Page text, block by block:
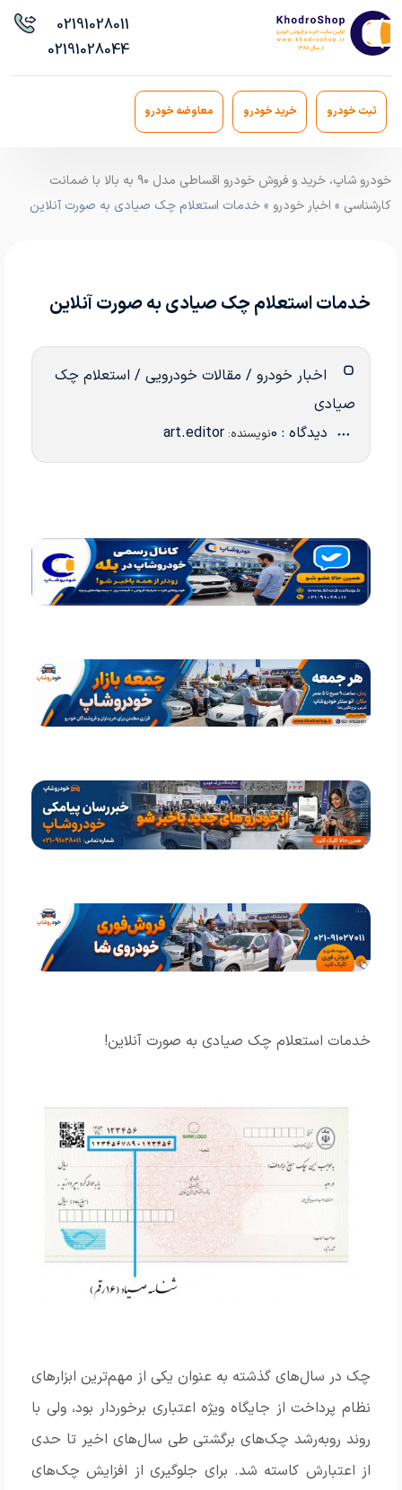
02191028011
02191028044
ثبت خودرو خرید خودرو معاوضه خودرو
خودرو شاپ، خرید و فروش خودرو اقساطی مدل ۹۰ به بالا با ضمانت
کارشناسی » اخبار خودرو » خدمات استعلام چک صیادی به صورت آنلاین
خدمات استعلام چک صیادی به صورت آنلاین
اخبار خودرو / مقالات خودرویی / استعلام چک
صیادی
دیدگاه : 0 نویسنده: art.editor
خدمات استعلام چک صیادی به صورت آنلاین!
چک در سال‌های گذشته به عنوان یکی از مهم‌ترین ابزارهای
نظام پرداخت از جایگاه ویژه اعتباری ‏برخوردار بود، ولی با
روند روبه‌رشد چک‌های برگشتی طی سال‌های اخیر تا حدی
از اعتبارش کاسته ‏شد. برای جلوگیری از افزایش چک‌های